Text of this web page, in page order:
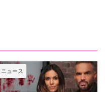
ニュース